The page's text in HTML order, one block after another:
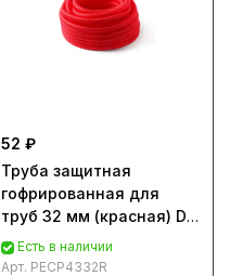
52 ₽
Труба защитная
гофрированная для
труб 32 мм (красная) Dн
43 мм "PRO AQUA" 30м
Есть в наличии
Арт. PECP4332R